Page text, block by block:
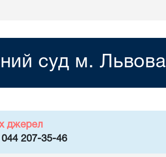
суд м. Львова
джерел
044 207-35-46